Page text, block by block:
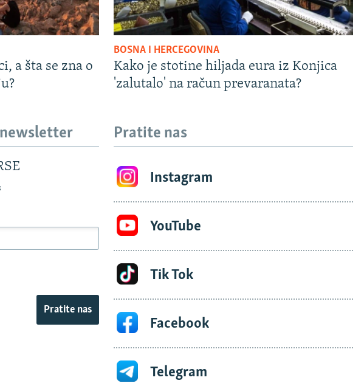
a šta se zna o
BOSNA I HERCEGOVINA
Kako je stotine hiljada eura iz Konjica
'zalutalo' na račun prevaranata?
Pratite nas
Pratite nas
Instagram
YouTube
Tik Tok
Facebook
Telegram